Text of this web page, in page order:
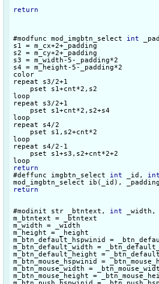
return
#modfunc mod_imgbtn_select int
s1 = m_cx+2+_padding
s2 = m_cy+2+_padding
s3 = m_width-5-_padding*2
s4 = m_height-5-_padding*2
color
repeat s3/2+1
    pset s1+cnt*2,s2
loop
repeat s3/2+1
    pset s1+cnt*2,s2+s4
loop
repeat s4/2
    pset s1,s2+cnt*2
loop
repeat s4/2-1
    pset s1+s3,s2+cnt*2+2
return
#deffunc imgbtn_select int _id,
return
#modinit str _btntext, int
m_btntext = _btntext
m_width = _width
m_height = _height
m_btn_default_hspwinid =
m_btn_default_width =
m_btn_default_height =
m_btn_mouse_hspwinid =
m_btn_mouse_width =
m_btn_mouse_height =